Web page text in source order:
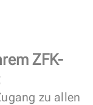
ZFK-
zu allen